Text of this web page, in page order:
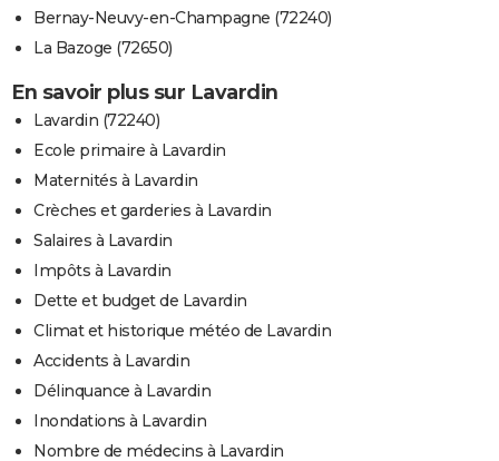
Bernay-Neuvy-en-Champagne (72240)
La Bazoge (72650)
En savoir plus sur Lavardin
Lavardin (72240)
Ecole primaire à Lavardin
Maternités à Lavardin
Crèches et garderies à Lavardin
Salaires à Lavardin
Impôts à Lavardin
Dette et budget de Lavardin
Climat et historique météo de Lavardin
Accidents à Lavardin
Délinquance à Lavardin
Inondations à Lavardin
Nombre de médecins à Lavardin